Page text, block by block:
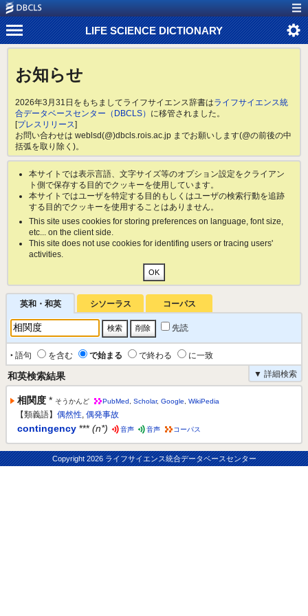
LIFE SCIENCE DICTIONARY
お知らせ
2026年3月31日をもちましてライフサイエンス辞書はライフサイエンス統
合データベースセンター（DBCLS） に移管されました。
[プレスリリース]
お問い合わせは weblsd(@)dbcls.rois.ac.jp までお願いします(@の前後の中
括弧を取り除く)。
本サイトでは表示言語、文字サイズ等のオプション設定をクライアン
ト側で保存する目的でクッキーを使用しています。
本サイトではユーザを特定する目的もしくはユーザの検索行動を追跡
する目的でクッキーを使用することはありません。
This site uses cookies for storing preferences on language, font size,
etc... on the client side.
This site does not use cookies for identifing users or tracing users'
activities.
英和・和英 シソーラス コーパス
先読
‣ 語句 を含む で始まる で終わる
に一致
▼ 詳細検索
和英検索結果
相関度 * そうかんど PubMed Scholar, Google WikiPedia
【類義語】 偶然性, 偶発事故
contingency *** (n*) 音声 音声 コーパス
Copyright2026 ライフサイエンス統合データベースセンター